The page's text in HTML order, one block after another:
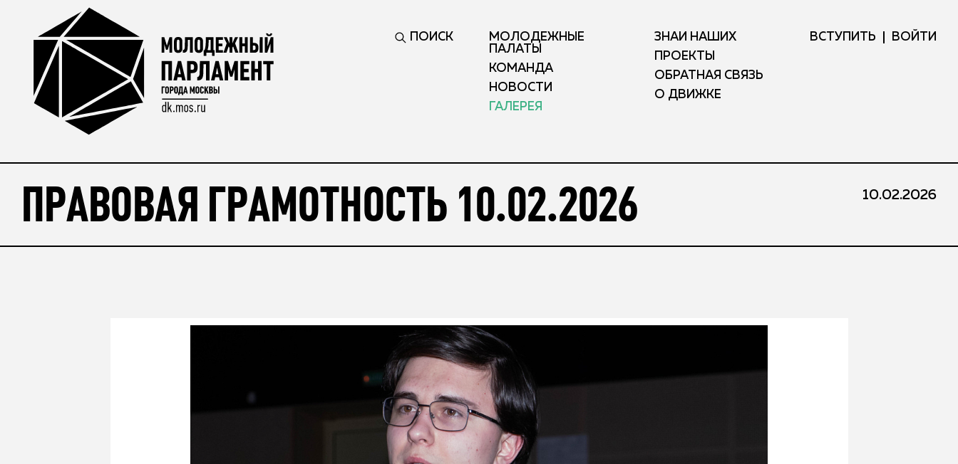
ПОИСК
МОЛОДЕЖНЫЕ
ПАЛАТЫ
КОМАНДА
НОВОСТИ
ГАЛЕРЕЯ
ЗНАЙ НАШИХ
ПРОЕКТЫ
ОБРАТНАЯ СВЯЗЬ
О ДВИЖКЕ
ВСТУПИТЬ ВОЙТИ
ПРАВОВАЯ ГРАМОТНОСТЬ 10.02.2026 10.02.2026